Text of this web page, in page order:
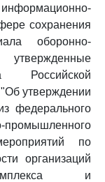
сохранения
оборонно-
Российской
утверждении
федерального
по
организаций
и